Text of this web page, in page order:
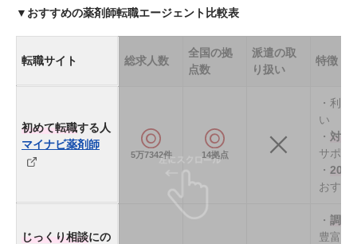
▼おすすめの薬剤師転職エージェント比較表
転職サイト 総求人数
全国の拠
点数
派遣の取
り扱い
特徴
初めて転職する人
マイナビ薬剤師
5万7342件 14拠点
・利
い
・ 対面
サポー
・ 20、
おすす
じっくり相談にの
・ 調剤
豊富